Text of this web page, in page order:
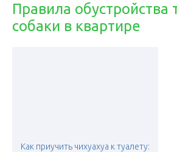
Правила обустройства
собаки в квартире
Как приучить чихуахуа к туалету: